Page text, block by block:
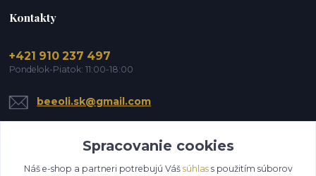
Kontakty
+421 910 237 497
Pondelok-Piatok: 11:00-18:00
beeoli.sk@gmail.com
Spracovanie cookies
Náš e-shop a partneri potrebujú Váš súhlass použitím súborov